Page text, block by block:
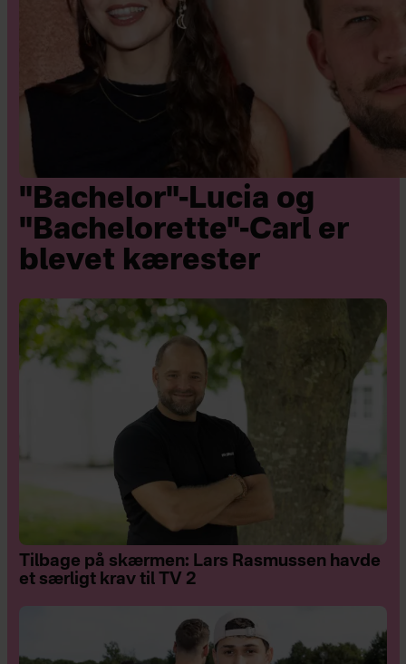
"Bachelor"-Lucia og
"Bachelorette"-Carl er
blevet kærester
Tilbage på skærmen: Lars Rasmussen havde
et særligt krav til TV 2